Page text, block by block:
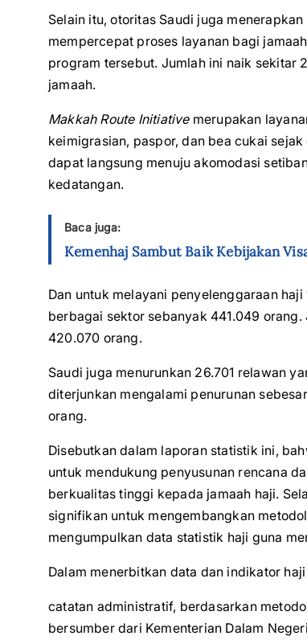
Selain itu, otoritas Saudi juga
mempercepat proses layanan bagi
program tersebut. Jumlah ini naik sekitar
jamaah.
Makkah Route Initiativemerupakan
keimigrasian, paspor, dan bea cukai
dapat langsung menuju akomodasi
kedatangan.
Baca juga:
Kemenhaj Sambut Baik Kebijakan
Dan untuk melayani penyelenggaraan
berbagai sektor sebanyak 441.049
420.070 orang.
Saudi juga menurunkan 26.701 relawan
diterjunkan mengalami penurunan
orang.
Disebutkan dalam laporan statistik ini,
untuk mendukung penyusunan rencana
berkualitas tinggi kepada jamaah haji.
signifikan untuk mengembangkan
mengumpulkan data statistik haji guna
Dalam menerbitkan data dan indikator
catatan administratif, berdasarkan
bersumber dari Kementerian Dalam